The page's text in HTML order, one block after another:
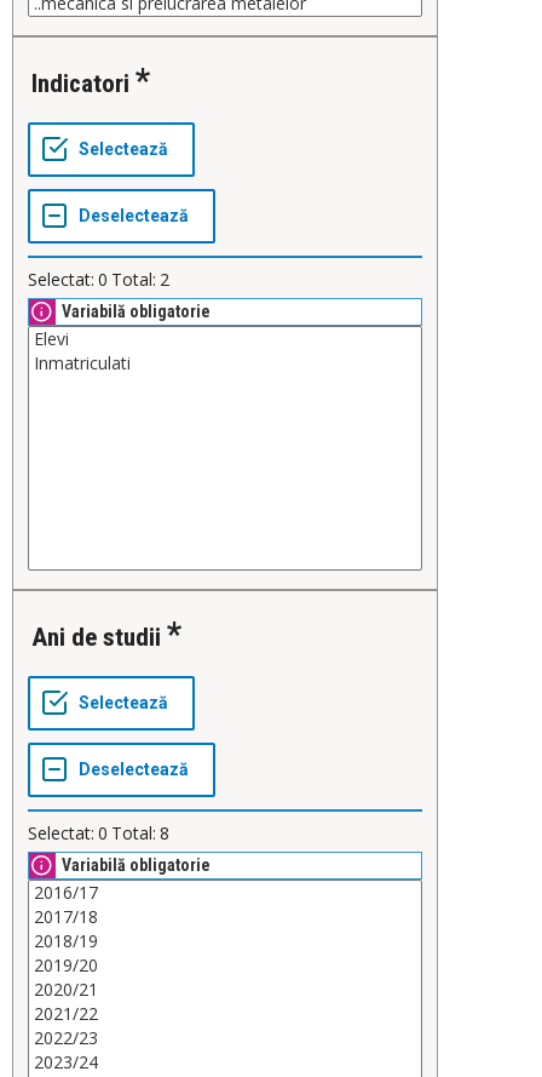
Indicatori
Selectat: 0 Total: 2
Variabilă obligatorie
Ani de studii
Selectat: 0 Total: 8
Variabilă obligatorie